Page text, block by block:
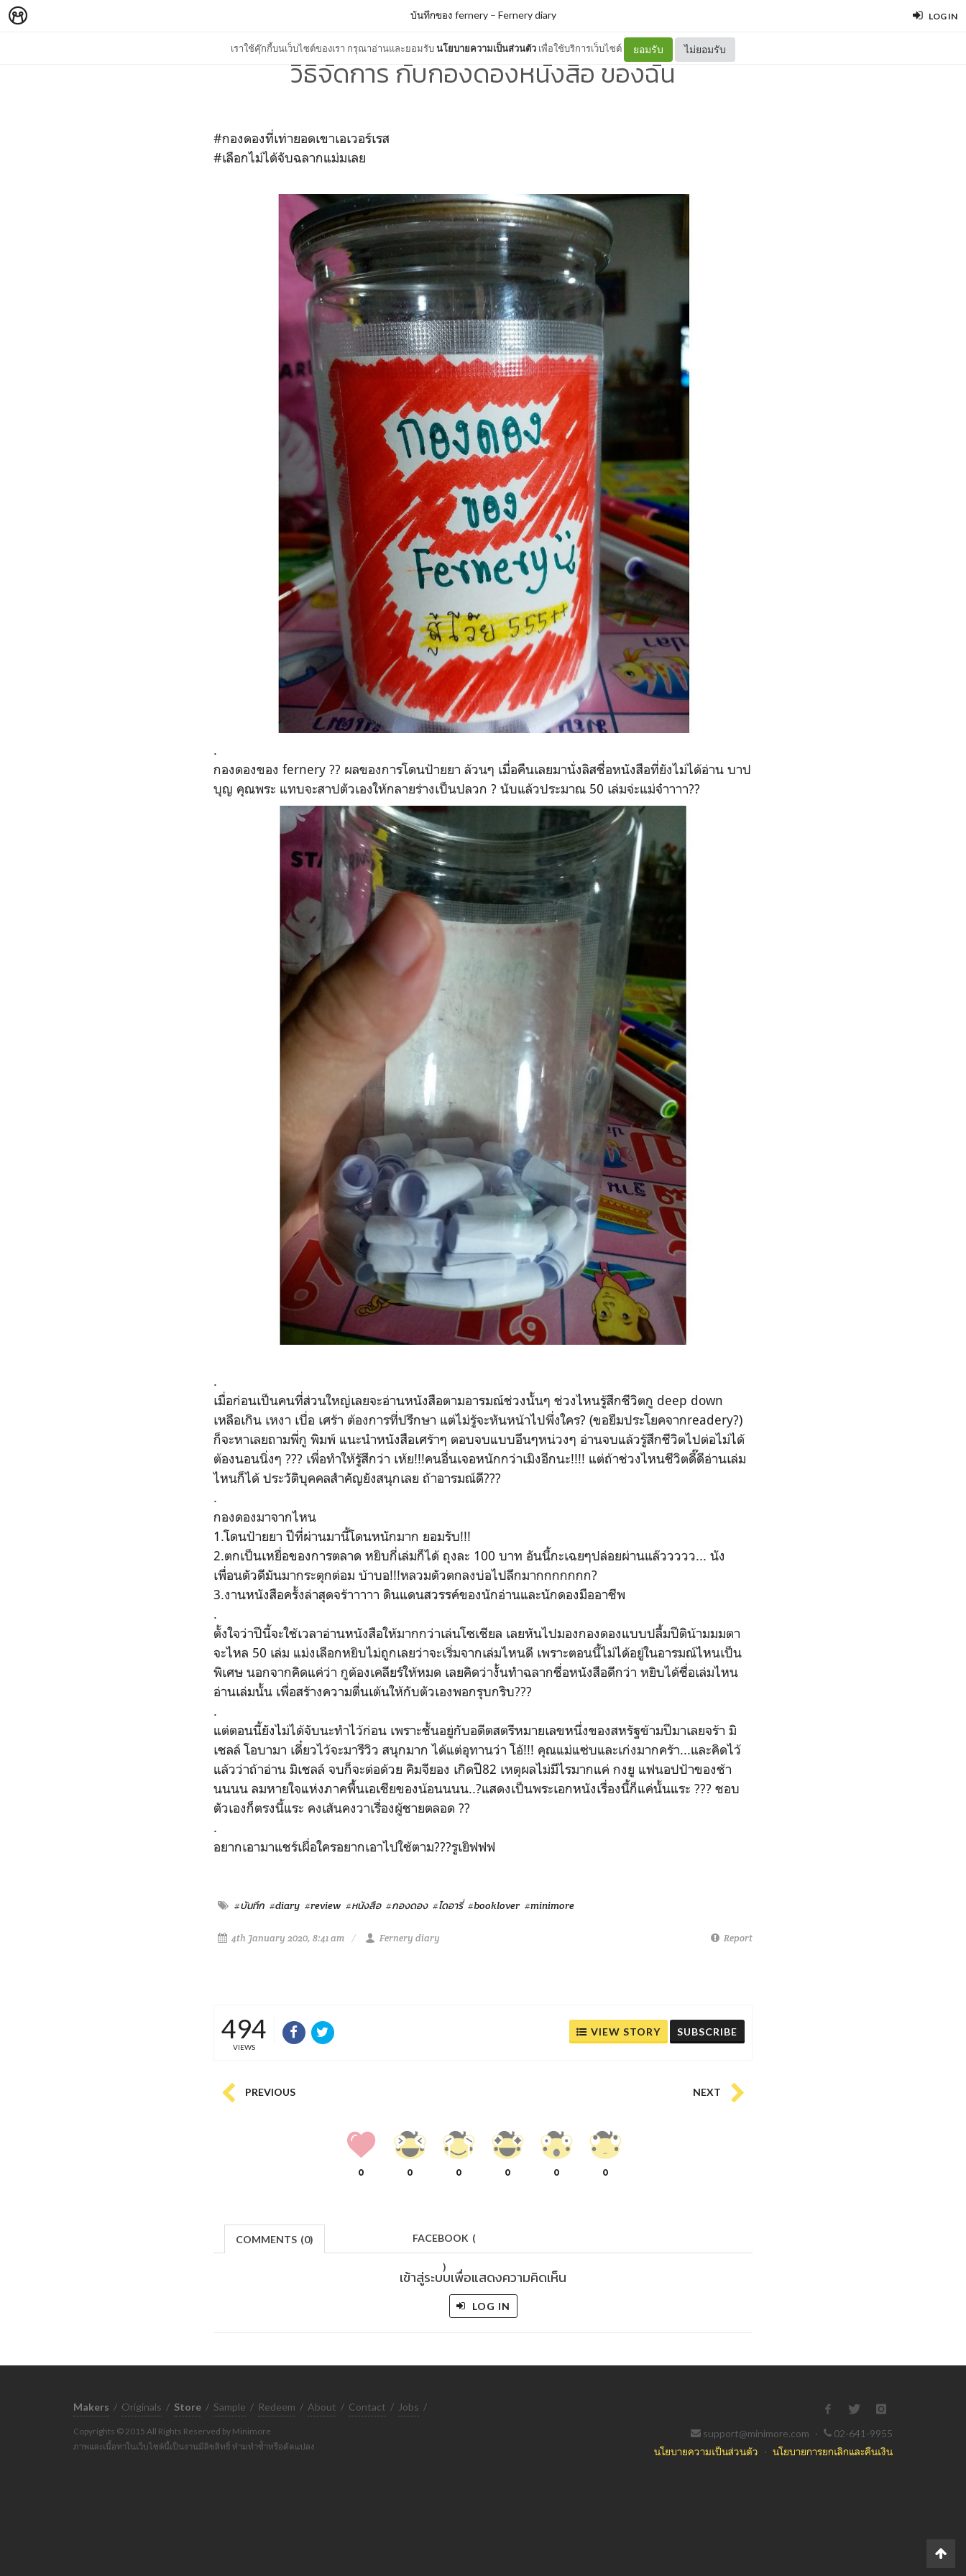
LOG IN
เราใช้คุ๊กกี้บนเว็บไซต์ของเรา กรุณาอ่านและยอมรับนโยบายความเป็นส่วนตัว เพื่อใช้บริการเว็บไซต์ ยอมรับ ไม่ยอมรับ
บันทึกของ fernery– Fernery diary
วิธีจัดการ กับกองดองหนังสือ ของฉัน
#กองดองที่เท่ายอดเขาเอเวอร์เรส
#เลือกไม่ได้จับฉลากแม่มเลย
.
กองดองของ fernery ?? ผลของการโดนป้ายยา ล้วนๆ เมื่อคืนเลยมานั่งลิสชื่อหนังสือที่ยังไม่ได้อ่าน บาป
บุญ คุณพระ แทบจะสาปตัวเองให้กลายร่างเป็นปลวก ? นับแล้วประมาณ 50 เล่มจ่ะแม่จ๋าาาา??
.
เมื่อก่อนเป็นคนที่ส่วนใหญ่เลยจะอ่านหนังสือตามอารมณ์ช่วงนั้นๆ ช่วงไหนรู้สึกชีวิตกู deep down
เหลือเกิน เหงา เบื่อ เศร้า ต้องการที่ปรึกษา แต่ไม่รู้จะหันหน้าไปพึ่งใคร? (ขอยืมประโยคจากreadery?)
ก็จะหาเลยถามพี่กู พิมพ์ แนะนำหนังสือเศร้าๆ ตอบจบแบบอึนๆหน่วงๆ อ่านจบแล้วรู้สึกชีวิตไปต่อไม่ได้
ต้องนอนนิ่งๆ ??? เพื่อทำให้รู้สึกว่า เห้ย!!!คนอื่นเจอหนักกว่าเมิงอีกนะ!!!! แต่ถ้าช่วงไหนชีวิตดี๊ดีอ่านเล่ม
ไหนก็ได้ ประวัติบุคคลสำคัญยังสนุกเลย ถ้าอารมณ์ดี???
.
กองดองมาจากไหน
1.โดนป้ายยา ปีที่ผ่านมานี้โดนหนักมาก ยอมรับ!!!
2.ตกเป็นเหยื่อของการตลาด หยิบกี่เล่มก็ได้ ถุงละ 100 บาท อันนี้กะเฉยๆปล่อยผ่านแล๊ววววว... นัง
เพื่อนตัวดีมันมากระตุกต่อม บ้าบอ!!!หลวมตัวตกลงบ่อไปลึกมากกกกกกก?
3.งานหนังสือครั้งล่าสุดจร้าาาาา ดินแดนสวรรค์ของนักอ่านและนักดองมืออาชีพ
.
ตั้งใจว่าปีนี้จะใช้เวลาอ่านหนังสือให้มากกว่าเล่นโซเชียล เลยหันไปมองกองดองแบบปลื้มปีติน้ามมมตา
จะไหล 50 เล่ม แม่งเลือกหยิบไม่ถูกเลยว่าจะเริ่มจากเล่มไหนดี เพราะตอนนี้ไม่ได้อยู่ในอารมณ์ไหนเป็น
พิเศษ นอกจากคิดแค่ว่า กูต้องเคลียร์ให้หมด เลยคิดว่างั้นทำฉลากชื่อหนังสือดีกว่า หยิบได้ชื่อเล่มไหน
อ่านเล่มนั้น เพื่อสร้างความตื่นเต้นให้กับตัวเองพอกรุบกริบ???
.
แต่ตอนนี้ยังไม่ได้จับนะทำไว้ก่อน เพราะชั้นอยู่กับอดีตสตรีหมายเลขหนึ่งของสหรัฐข้ามปีมาเลยจร้า มิ
เชลล์ โอบามา เดี๋ยวไว้จะมารีวิว สนุกมาก ได้แต่อุทานว่า โอ้!!! คุณแม่แซ่บและเก่งมากคร้า...และคิดไว้
แล้วว่าถ้าอ่าน มิเชลล์ จบก็จะต่อด้วย คิมจียอง เกิดปี82 เหตุผลไม่มีไรมากแค่ กงยู แฟนอปป้าของช้า
นนนน ลมหายใจแห่งภาคพื้นเอเชียของน้อนนนน..?แสดงเป็นพระเอกหนังเรื่องนี้ก็แค่นั้นแระ ??? ชอบ
ตัวเองก็ตรงนี้แระ คงเส้นคงวาเรื่องผู้ชายตลอด ??
.
อยากเอามาแชร์เผื่อใครอยากเอาไปใช้ตาม???รูเยิฟฟฟ
#บันทึก #diary #review #หนังสือ #กองดอง #ไดอารี่ #booklover #minimore
4th January 2020, 8:41 am Fernery diary Report
494
VIEWS
VIEW STORY SUBSCRIBE
PREVIOUS NEXT
0 0 0 0 0 0
COMMENTS (0) FACEBOOK (
)
เข้าสู่ระบบเพื่อแสดงความคิดเห็น
LOG IN
Makers / Originals / Store / Sample / Redeem / About / Contact / Jobs /
Copyrights © 2015 All Rights Reserved by Minimore
ภาพและเนื้อหาในเว็บไซต์นี้เป็นงานมีลิขสิทธิ์ ห้ามทำซ้ำหรือดัดแปลง
support@minimore.com ·
02-641-9955
นโยบายความเป็นส่วนตัว · นโยบายการยกเลิกและคืนเงิน